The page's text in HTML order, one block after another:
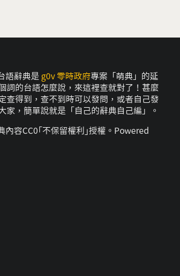
語辭典是 g0v 零時政府專案「萌典」的延
詞的台語怎麼說，來這裡查就對了！甚麼
查得到，查不到時可以發問，或者自己發
家，簡單說就是「自己的辭典自己編」。
內容CC0｢不保留權利｣授權。Powered